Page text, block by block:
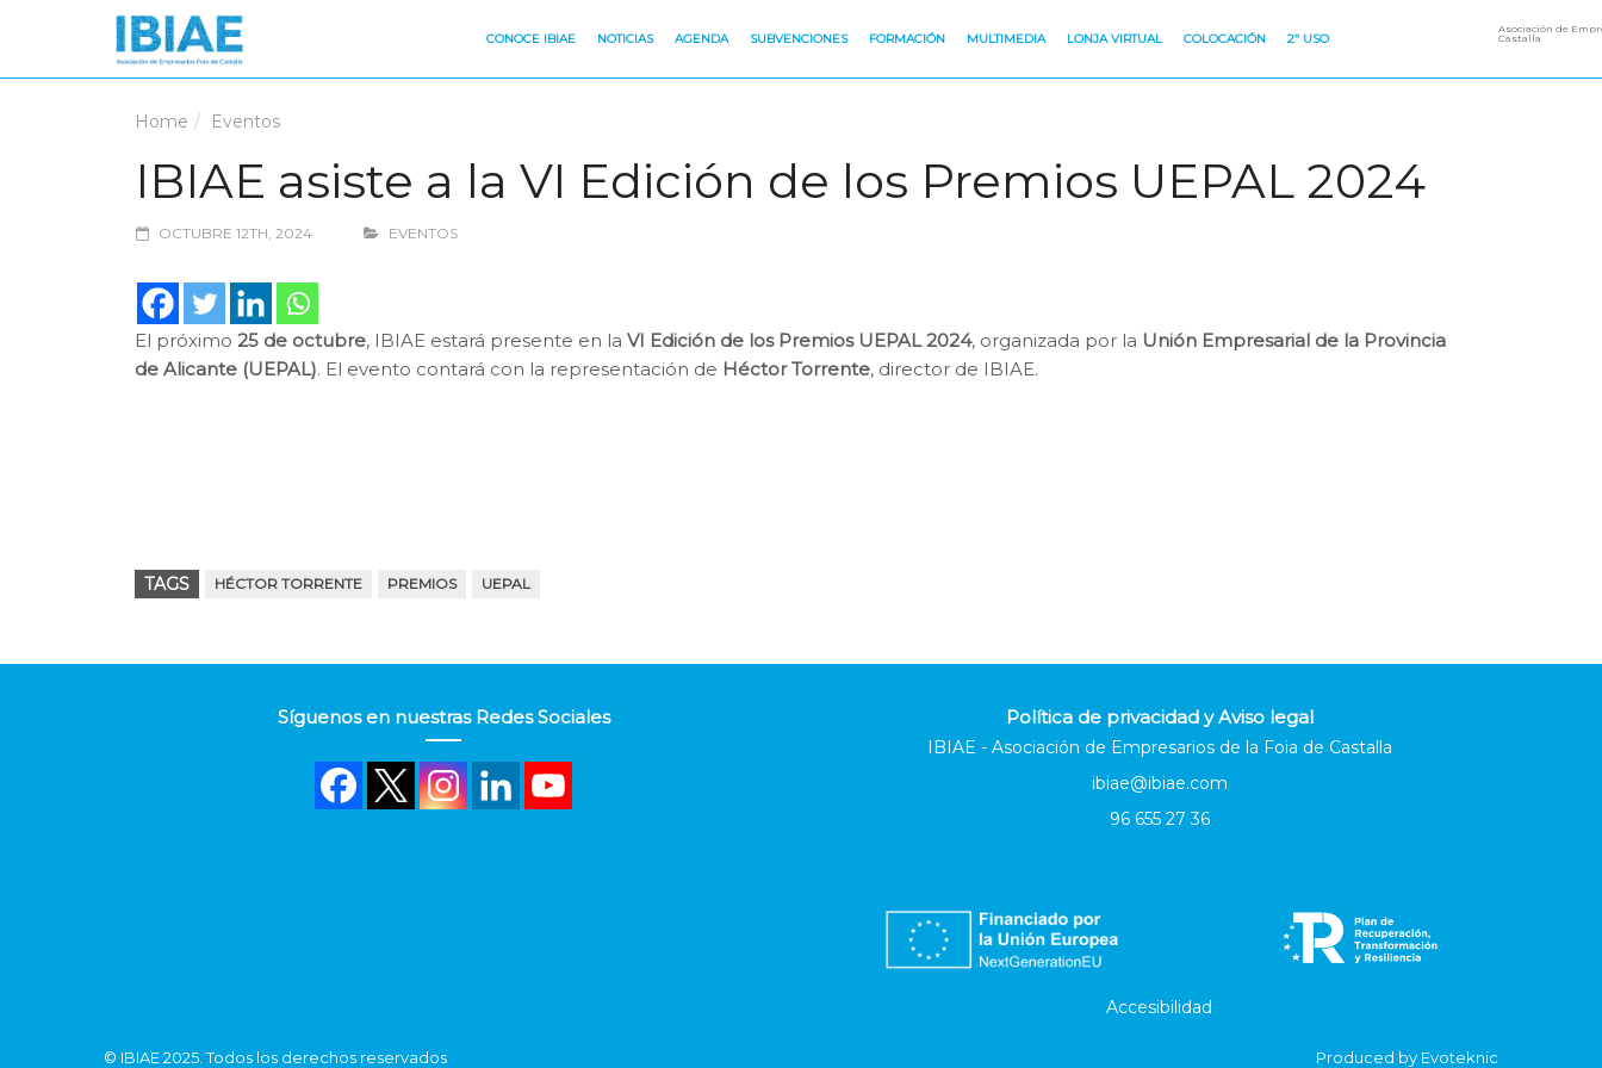
CONOCE IBIAE NOTICIAS AGENDA SUBVENCIONES FORMACIÓN MULTIMEDIA LONJA VIRTUAL COLOCACIÓN 2º USO
Asociación de
Castalla
Home Eventos
IBIAE asiste a la VI Edición de los Premios UEPAL 2024
OCTUBRE 12TH, 2024 EVENTOS
El próximo 25 de octubre, IBIAE estará presente en la VI Edición de los Premios UEPAL 2024, organizada por la Unión Empresarial de la Provincia
de Alicante (UEPAL). El evento contará con la representación de Héctor Torrente, director de IBIAE.
TAGS HÉCTOR TORRENTE PREMIOS UEPAL
Síguenos en nuestras Redes Sociales Política de privacidad y Aviso legal
IBIAE - Asociación de Empresarios de la Foia de Castalla
ibiae@ibiae.com
96 655 27 36
Accesibilidad
© IBIAE2025. Todos los derechos reservados Produced by Evoteknic